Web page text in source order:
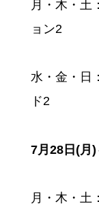
月・木・
ョン2
水・金・日 ：
ド2
7月28日(月
月・木・